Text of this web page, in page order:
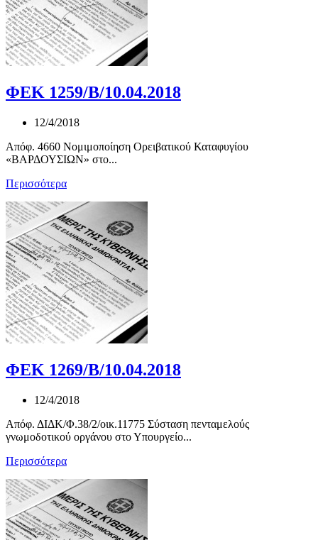
ΦΕΚ 1259/Β/10.04.2018
12/4/2018
Απόφ. 4660 Νομιμοποίηση Ορειβατικού Καταφυγίου
«ΒΑΡΔΟΥΣΙΩΝ» στο...
Περισσότερα
ΦΕΚ 1269/Β/10.04.2018
12/4/2018
Απόφ. ΔΙΔΚ/Φ.38/2/οικ.11775 Σύσταση πενταμελούς
γνωμοδοτικού οργάνου στο Υπουργείο...
Περισσότερα